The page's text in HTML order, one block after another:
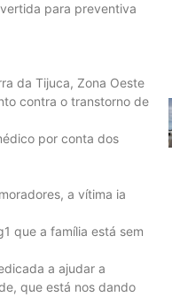
para preventiva
da Tijuca, Zona Oeste
contra o transtorno de
por conta dos
a vítima ia
que a família está sem
a ajudar a
que está nos dando